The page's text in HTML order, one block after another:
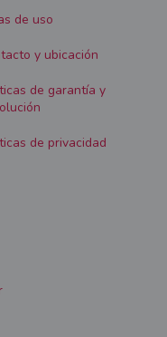
de uso
y ubicación
de garantía y
de privacidad